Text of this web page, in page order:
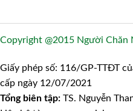
Copyright @2015 Người Chăn
Giấy phép số: 116/GP-TTĐT
cấp ngày 12/07/2021
Tổng biên tập: TS. Nguyễn